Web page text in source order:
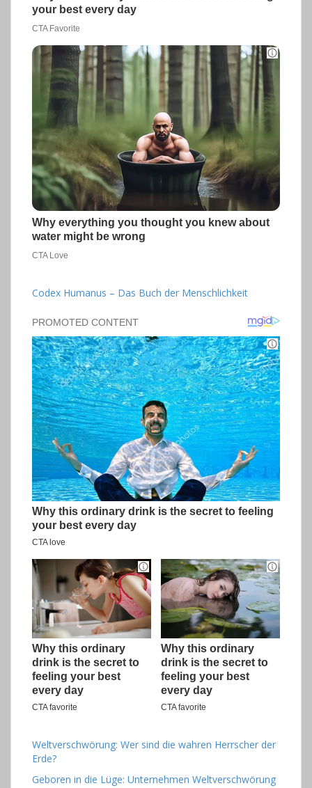
Codex Humanus – Das Buch der Menschlichkeit
Weltverschwörung: Wer sind die wahren Herrscher der
Erde?
Geboren in die Lüge: Unternehmen Weltverschwörung